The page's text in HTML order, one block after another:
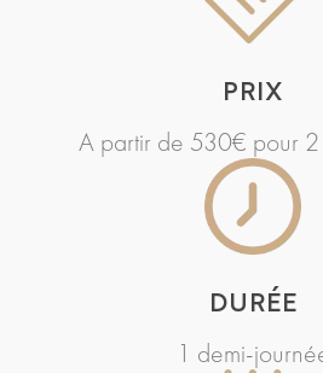
PRIX
A partir de 530€ pour 2
DURÉE
1 demi-